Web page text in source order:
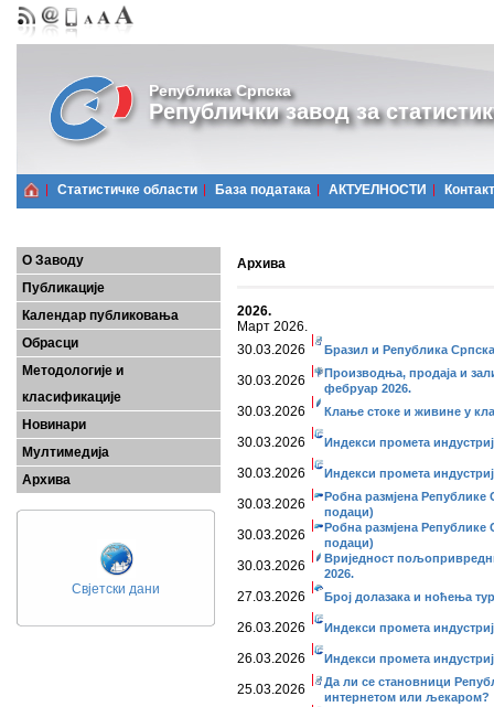
Република Српска
Републички завод за
Статистичке области Базa података АКТУЕЛНОСТИ Контакт
О Заводу
Публикације
Календар публиковања
Обрасци
Методологије и
класификације
Новинари
Мултимедија
Архива
Свјетски дани
Архива
2026.
Март 2026.
30.03.2026
Бразил и Република Српска
30.03.2026
Производња, продаја и
фебруар 2026.
30.03.2026 Клање стоке и живине у
30.03.2026 Индекси промета
30.03.2026 Индекси промета
30.03.2026
Робна размјена Републике
подаци)
30.03.2026
Робна размјена Републике
подаци)
30.03.2026
Вриједност
2026.
27.03.2026 Број долазака и ноћења
26.03.2026 Индекси промета
26.03.2026 Индекси промета
25.03.2026
Да ли се становници
интернетом или љекаром?